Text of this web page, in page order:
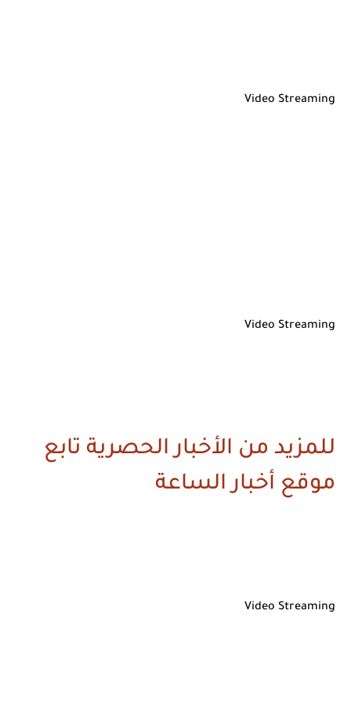
Video Streaming
Video Streaming
للمزيد من الأخبار الحصرية تابع
موقع أخبار الساعة
Video Streaming